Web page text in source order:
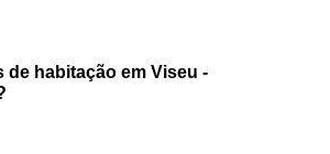
de habitação em Viseu -